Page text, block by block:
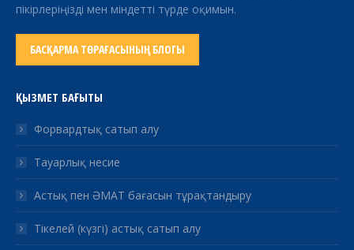
пікірлеріңізді мен міндетті түрде оқимын.
БАСҚАРМА ТӨРАҒАСЫНЫҢ БЛОГЫ
ҚЫЗМЕТ БАҒЫТЫ
Форвардтық сатып алу
Тауарлық несие
Астық пен ӘМАТ бағасын тұрақтандыру
Тікелей (күзгі) астық сатып алу